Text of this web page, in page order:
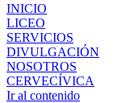
INICIO
LICEO
SERVICIOS
DIVULGACIÓN
NOSOTROS
CERVECÍVICA
Ir al contenido